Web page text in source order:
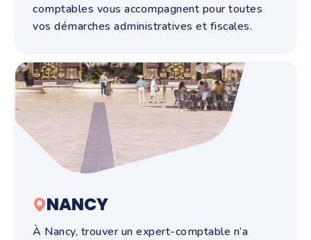
comptables vous accompagnent pour toutes
vos démarches administratives et fiscales.
NANCY
À Nancy, trouver un expert-comptable n’a